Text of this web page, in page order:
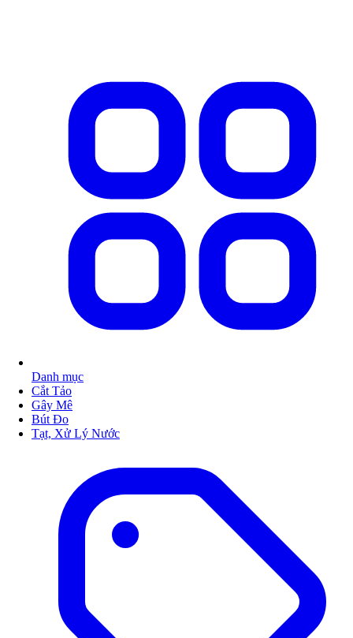
Danh mục
Cắt Tảo
Gây Mê
Bút Đo
Tạt, Xử Lý Nước